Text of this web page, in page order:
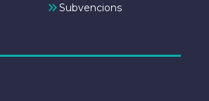
Subvencions